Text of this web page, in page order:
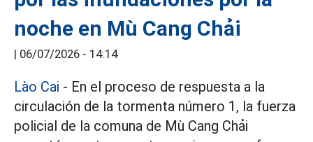
noche en Mù Cang Chải
| 06/07/2026 - 14:14
Lào Cai - En el proceso de respuesta a la
circulación de la tormenta número 1, la fuerza
policial de la comuna de Mù Cang Chải